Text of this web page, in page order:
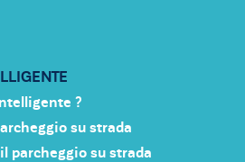
?
su strada
parcheggio su strada